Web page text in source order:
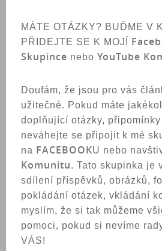
MÁTE OTÁZKY? BUĎME V
PŘIDEJTE SE K MOJÍ
Skupince nebo YouTube
Doufám, že jsou pro vás
užitečné. Pokud máte
doplňující otázky,
neváhejte se připojit k mé
na FACEBOOKU nebo
Komunitu. Tato skupinka je
sdílení příspěvků, obrázků,
pokládání otázek, vkládání
myslím, že si tak můžeme
pomoci, pokud si nevíme
VÁS!